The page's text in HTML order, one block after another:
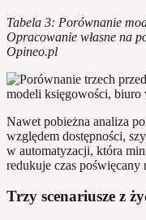
Tabela 3: Porównanie
Opracowanie własne na
Opineo.pl
Nawet pobieżna analiza
względem dostępności,
w automatyzacji, która
redukuje czas poświęcany
Trzy scenariusze z